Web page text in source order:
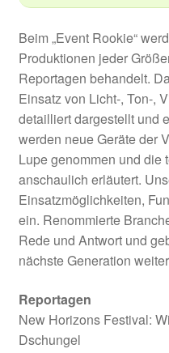
Beim „Event Rookie“
Produktionen jeder
Reportagen behandelt.
Einsatz von Licht-, Ton-,
detailliert dargestellt und
werden neue Geräte der
Lupe genommen und die
anschaulich erläutert.
Einsatzmöglichkeiten,
ein. Renommierte
Rede und Antwort und
nächste Generation
Reportagen
New Horizons Festival:
Dschungel